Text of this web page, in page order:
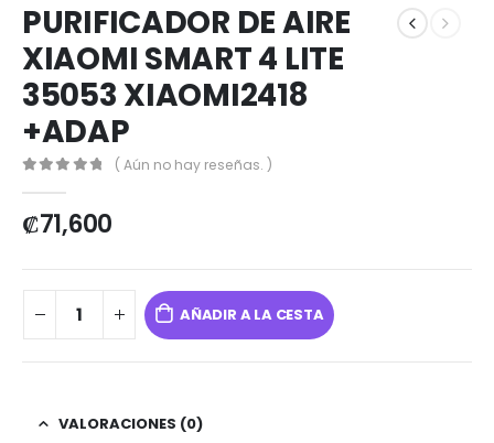
PURIFICADOR DE AIRE
XIAOMI SMART 4 LITE
35053 XIAOMI2418
+ADAP
( Aún no hay reseñas. )
₡71,600
AÑADIR A LA CESTA
VALORACIONES (0)